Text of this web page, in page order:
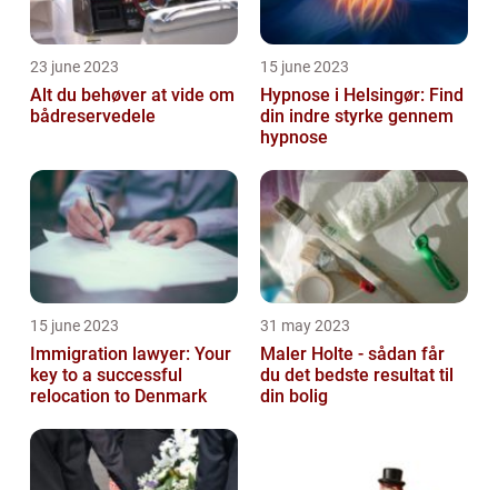
23 june 2023
Alt du behøver at vide om
bådreservedele
15 june 2023
Hypnose i Helsingør: Find
din indre styrke gennem
hypnose
15 june 2023
Immigration lawyer: Your
key to a successful
relocation to Denmark
31 may 2023
Maler Holte - sådan får
du det bedste resultat til
din bolig